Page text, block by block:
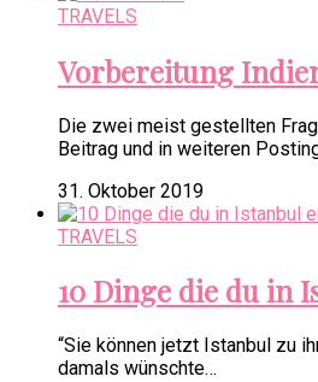
TRAVELS
Vorbereitung
Die zwei meist gestellten
Beitrag und in weiteren
31. Oktober 2019
TRAVELS
10 Dinge die du in
“Sie können jetzt Istanbul zu
damals wünschte…